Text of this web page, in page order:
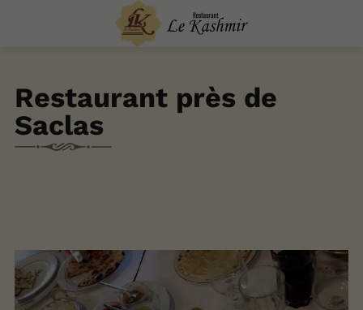
Restaurant près de
Saclas